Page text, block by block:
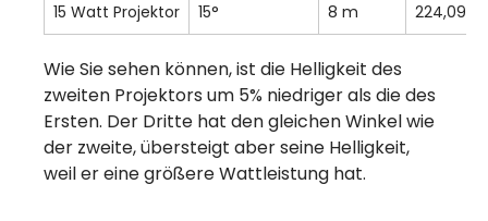
15 Watt Projektor 15° 8 m 224,09
Wie Sie sehen können, ist die Helligkeit des
zweiten Projektors um 5% niedriger als die des
Ersten. Der Dritte hat den gleichen Winkel wie
der zweite, übersteigt aber seine Helligkeit,
weil er eine größere Wattleistung hat.